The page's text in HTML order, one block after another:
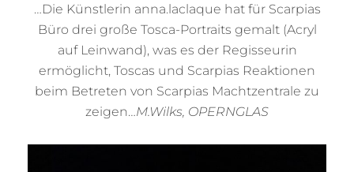
…Die Künstlerin anna.laclaque hat für Scarpias
Büro drei große Tosca-Portraits gemalt (Acryl
auf Leinwand), was es der Regisseurin
ermöglicht, Toscas und Scarpias Reaktionen
beim Betreten von Scarpias Machtzentrale zu
zeigen…M.Wilks, OPERNGLAS